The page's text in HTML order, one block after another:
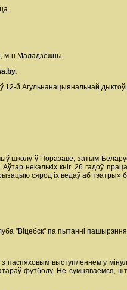
м-н Маладзёжны.
12-й Агульнанацыянальнай
школу ў Поразаве, затым
некалькіх кніг. 26 гадоў
сярод іх ведаў аб
"Віцебск" па пытанні
выступленнем у
футболу. Не сумняваемся,